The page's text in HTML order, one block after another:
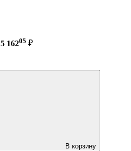
5 16205 ₽
В корзину